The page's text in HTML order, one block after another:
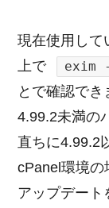
現在使用して
上で
exim
とで確認でき
4.99.2未満の
直ちに4.99.2
cPanel環境の
アップデート